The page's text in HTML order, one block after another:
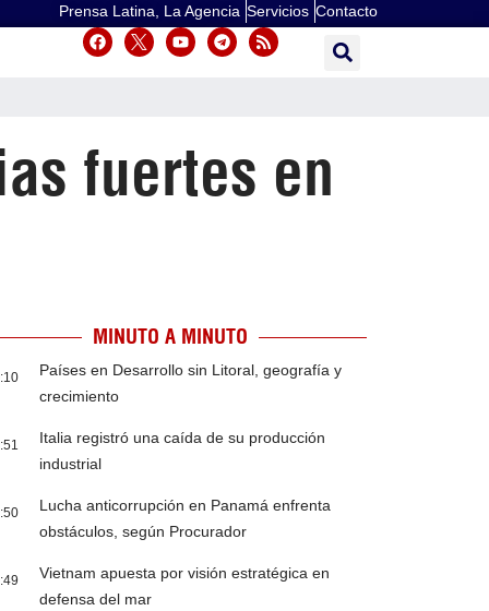
Prensa Latina, La Agencia Servicios Contacto
fuertes en
MINUTO A MINUTO
Países en Desarrollo sin Litoral, geografía y
crecimiento
Italia registró una caída de su producción
industrial
Lucha anticorrupción en Panamá enfrenta
obstáculos, según Procurador
Vietnam apuesta por visión estratégica en
defensa del mar